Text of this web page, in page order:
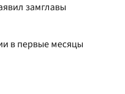
замглавы
в первые месяцы